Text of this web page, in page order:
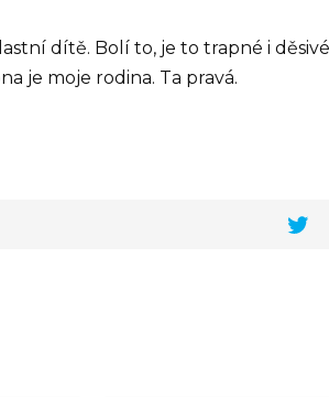
dítě. Bolí to, je to trapné i
je moje rodina. Ta pravá.